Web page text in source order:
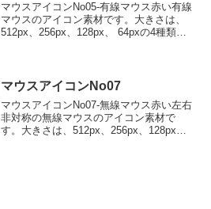
マウスアイコンNo05-有線マウス赤い有線
マウスのアイコン素材です。大きさは、
512px、256px、128px、 64pxの4種類が
マウスアイコンNo07
マウスアイコンNo07-無線マウス赤い左右
非対称の無線マウスのアイコン素材で
す。大きさは、512px、256px、128px、